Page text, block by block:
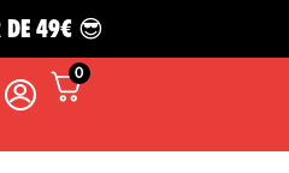
😎
0